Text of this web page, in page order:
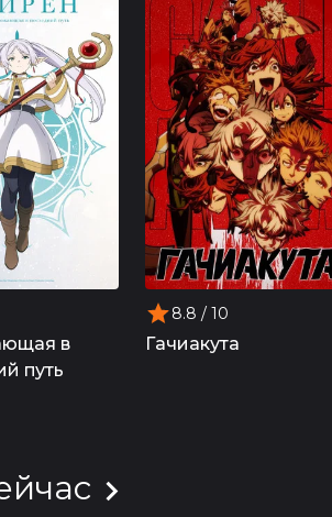
в
путь
8.8 / 10
Гачиакута